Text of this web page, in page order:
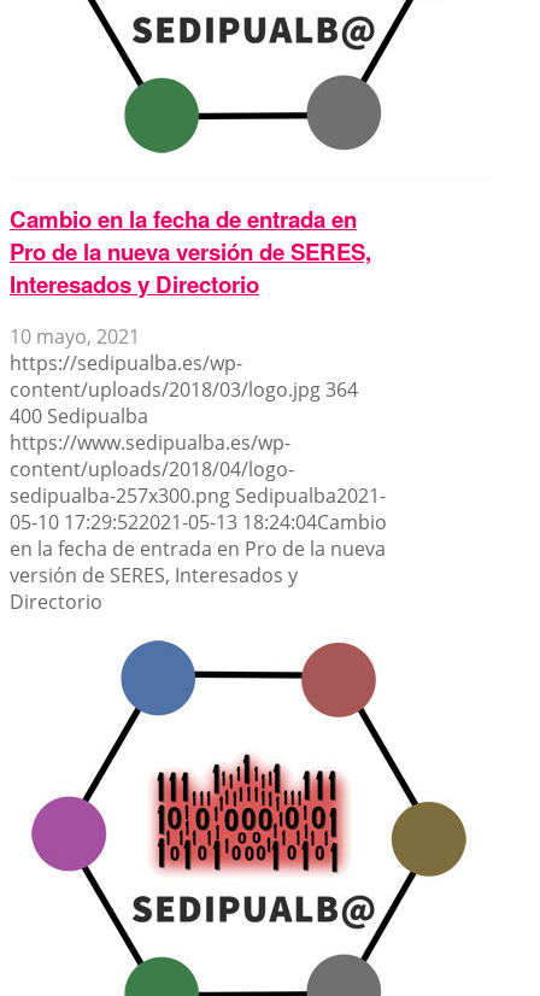
Cambio en la fecha de entrada en
Pro de la nueva versión de SERES,
Interesados y Directorio
10 mayo, 2021
https://sedipualba.es/wp-
content/uploads/2018/03/logo.jpg364
400 Sedipualba
https://www.sedipualba.es/wp-
content/uploads/2018/04/logo-
sedipualba-257x300.png Sedipualba2021-
05-10 17:29:522021-05-13 18:24:04Cambio
en la fecha de entrada en Pro de la nueva
versión de SERES, Interesados y
Directorio